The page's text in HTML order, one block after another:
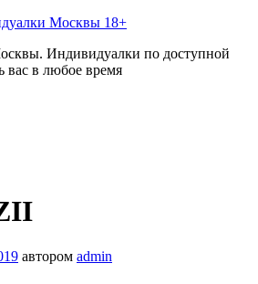
Москвы 18+
Индивидуалки по доступной
вас в любое время
автором admin